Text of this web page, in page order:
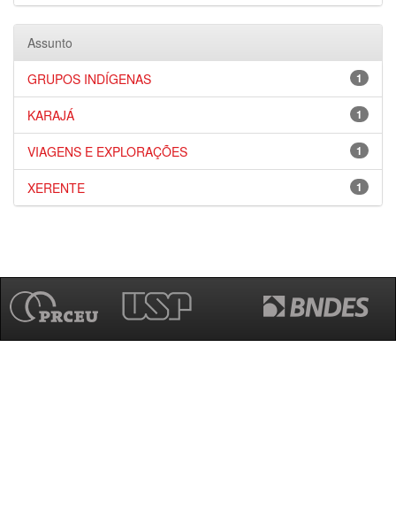
Assunto
1
GRUPOS INDÍGENAS
1
KARAJÁ
1
VIAGENS E EXPLORAÇÕES
1
XERENTE